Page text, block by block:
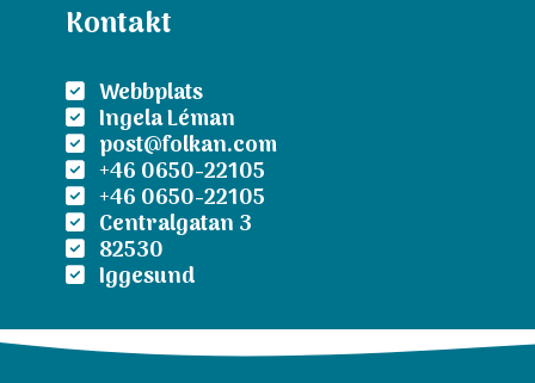
Kontakt
Webbplats
Ingela Léman
post@folkan.com
+46 0650-22105
+46 0650-22105
Centralgatan 3
82530
Iggesund